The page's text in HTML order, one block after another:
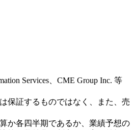
Services、CME Group Inc. 等
保証するものではなく、また、売
か各四半期であるか、業績予想の